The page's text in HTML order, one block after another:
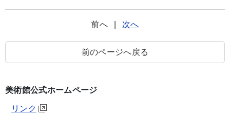
前へ 次へ
前のページへ戻る
美術館公式ホームページ
リンク